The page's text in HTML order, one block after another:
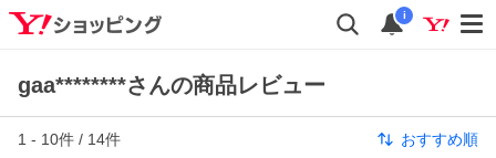
i
gaa********さんの商品レビュー
1 - 10件 / 14件 おすすめ順